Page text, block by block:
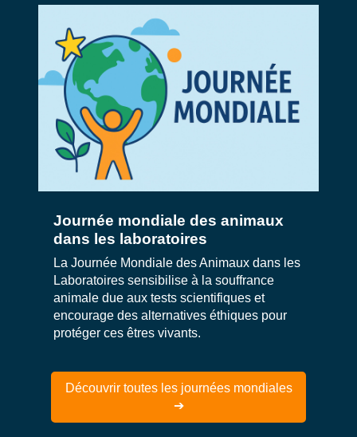
Journée mondiale des animaux
dans les laboratoires
La Journée Mondiale des Animaux dans les
Laboratoires sensibilise à la souffrance
animale due aux tests scientifiques et
encourage des alternatives éthiques pour
protéger ces êtres vivants.
Découvrir toutes les journées mondiales
➔